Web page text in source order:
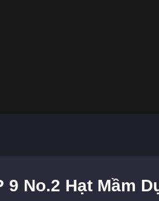
9 No.2 Hạt Mầm